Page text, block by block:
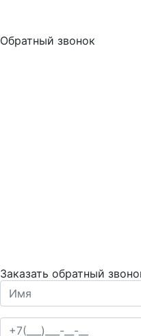
Обратный звонок
Заказать обратный